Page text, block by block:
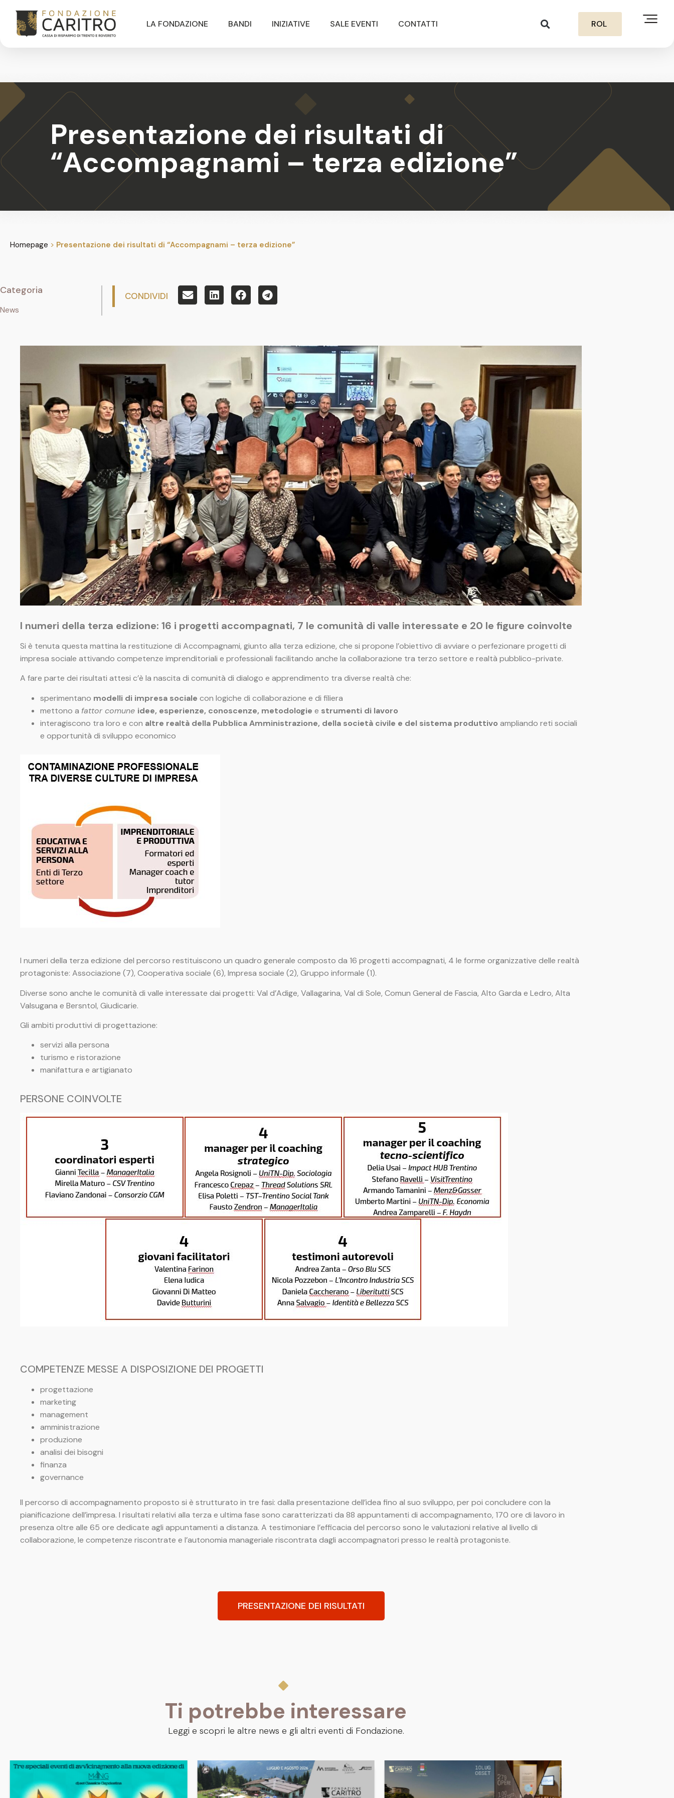
LA FONDAZIONE BANDI INIZIATIVE SALE EVENTI CONTATTI ROL
Presentazione dei risultati di
“Accompagnami – terza edizione”
Homepage > Presentazione dei risultati di “Accompagnami – terza edizione”
Categoria
News
CONDIVIDI
I numeri della terza edizione: 16 i progetti accompagnati, 7 le comunità di valle interessate e 20 le figure coinvolte
Si è tenuta questa mattina la restituzione di Accompagnami, giunto alla terza edizione, che si propone l’obiettivo di avviare o perfezionare progetti di
impresa sociale attivando competenze imprenditoriali e professionali facilitando anche la collaborazione tra terzo settore e realtà pubblico-private.
A fare parte dei risultati attesi c’è la nascita di comunità di dialogo e apprendimento tra diverse realtà che:
sperimentano modelli di impresa sociale con logiche di collaborazione e di filiera
mettono a fattor comune idee, esperienze, conoscenze, metodologie e strumenti di lavoro
interagiscono tra loro e con altre realtà della Pubblica Amministrazione, della società civile e del sistema produttivo ampliando reti sociali
e opportunità di sviluppo economico
I numeri della terza edizione del percorso restituiscono un quadro generale composto da 16 progetti accompagnati, 4 le forme organizzative delle realtà
protagoniste: Associazione (7), Cooperativa sociale (6), Impresa sociale (2), Gruppo informale (1).
Diverse sono anche le comunità di valle interessate dai progetti: Val d’Adige, Vallagarina, Val di Sole, Comun General de Fascia, Alto Garda e Ledro, Alta
Valsugana e Bersntol, Giudicarie.
Gli ambiti produttivi di progettazione:
servizi alla persona
turismo e ristorazione
manifattura e artigianato
PERSONE COINVOLTE
COMPETENZE MESSE A DISPOSIZIONE DEI PROGETTI
progettazione
marketing
management
amministrazione
produzione
analisi dei bisogni
finanza
governance
Il percorso di accompagnamento proposto si è strutturato in tre fasi: dalla presentazione dell’idea fino al suo sviluppo, per poi concludere con la
pianificazione dell’impresa. I risultati relativi alla terza e ultima fase sono caratterizzati da 88 appuntamenti di accompagnamento, 170 ore di lavoro in
presenza oltre alle 65 ore dedicate agli appuntamenti a distanza. A testimoniare l’efficacia del percorso sono le valutazioni relative al livello di
collaborazione, le competenze riscontrate e l’autonomia manageriale riscontrata dagli accompagnatori presso le realtà protagoniste.
PRESENTAZIONE DEI RISULTATI
Ti potrebbe interessare
Leggi e scopri le altre news e gli altri eventi di Fondazione.